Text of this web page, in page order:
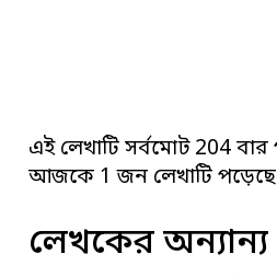
এই লেখাটি সর্বমোট 204 বার
আজকে 1 জন লেখাটি পড়েছে
লেখকের অন্যান্য